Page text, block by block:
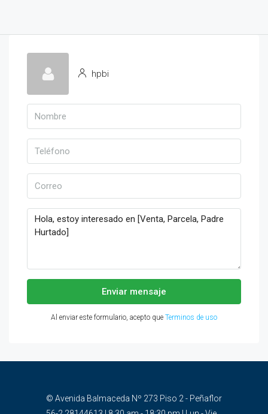
hpbi
Enviar mensaje
Al enviar este formulario, acepto que Terminos de uso
© Avenida Balmaceda Nº 273 Piso 2 - Peñaflor